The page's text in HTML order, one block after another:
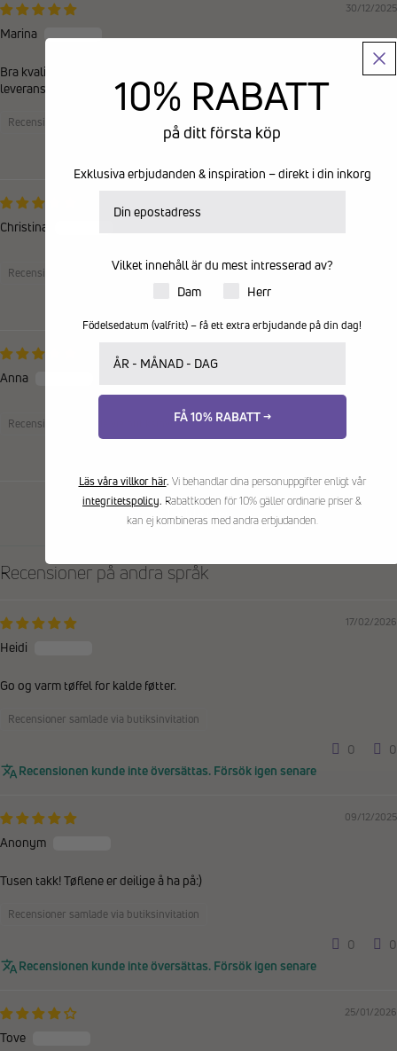
30/12/2025
Marina
Bra kvalitet på tofflorna. Snabb återkoppling i kundtjänsten och kvick
leverans.
Recensioner samlade via butiksinvitation
Christina
Recensioner samlade via butiksinvitation
Anna
Recensioner samlade via butiksinvitation
Ladda mer
Recensioner på andra språk
17/02/2026
Heidi
Go og varm tøffel for kalde føtter.
Recensioner samlade via butiksinvitation
0
0
Recensionen kunde inte översättas. Försök igen senare
09/12/2025
Anonym
Tusen takk! Tøflene er deilige å ha på:)
Recensioner samlade via butiksinvitation
0
0
Recensionen kunde inte översättas. Försök igen senare
25/01/2026
Tove
10% RABATT
på ditt första köp
Exklusiva erbjudanden & inspiration – direkt i din inkorg
Vilket innehåll är du mest intresserad av?
Produkter för dam eller herr
Dam Herr
Födelsedatum (valfritt) – få ett extra erbjudande på din dag!
FÅ 10% RABATT →
Läs våra villkor här. Vi behandlar dina personuppgifter enligt vår
integritetspolicy. Rabattkoden för 10% gäller ordinarie priser &
kan ej kombineras med andra erbjudanden.